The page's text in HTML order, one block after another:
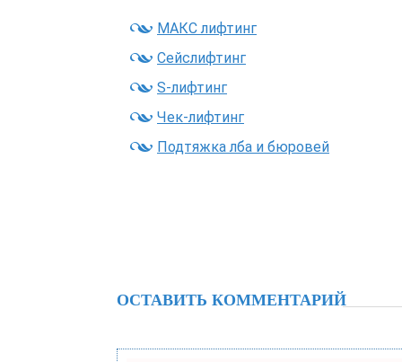
МАКС лифтинг
Сейслифтинг
S-лифтинг
Чек-лифтинг
Подтяжка лба и бюровей
ОСТАВИТЬ КОММЕНТАРИЙ